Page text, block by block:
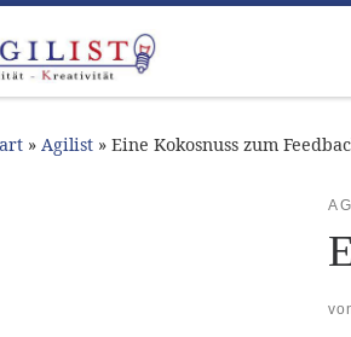
» Agilist » Eine Kokosnuss zum